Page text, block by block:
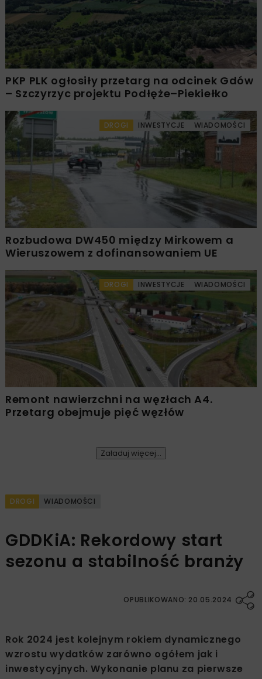
PKP PLK ogłosiły przetarg na odcinek Gdów
– Szczyrzyc projektu Podłęże–Piekiełko
DROGI INWESTYCJE WIADOMOŚCI
Rozbudowa DW450 między Mirkowem a
Wieruszowem z dofinansowaniem UE
DROGI INWESTYCJE WIADOMOŚCI
Remont nawierzchni na węzłach A4.
Przetarg obejmuje pięć węzłów
Załaduj więcej...
DROGI WIADOMOŚCI
GDDKiA: Rekordowy start
sezonu a stabilność branży
OPUBLIKOWANO: 20.05.2024
Rok 2024 jest kolejnym rokiem dynamicznego
wzrostu wydatków zarówno ogółem jak i
inwestycyjnych. Wykonanie planu za pierwsze